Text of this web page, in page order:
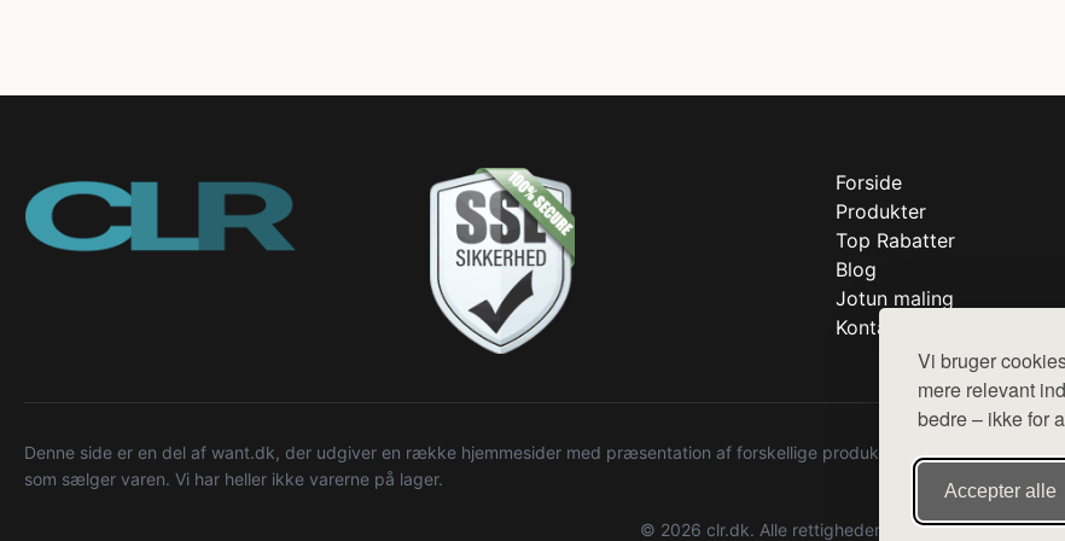
Vi bruger
mere relevant
bedre – ikke for
Accepter alle
Forside
Produkter
Top Rabatter
Blog
Jotun maling
Kontakt
Denne side er en del af want.dk, der udgiver en række hjemmesider med præsentation af forskellige produkter fra diverse
som sælger varen. Vi har heller ikke varerne på lager.
© 2026 clr.dk. Alle rettigheder forbeholdes.